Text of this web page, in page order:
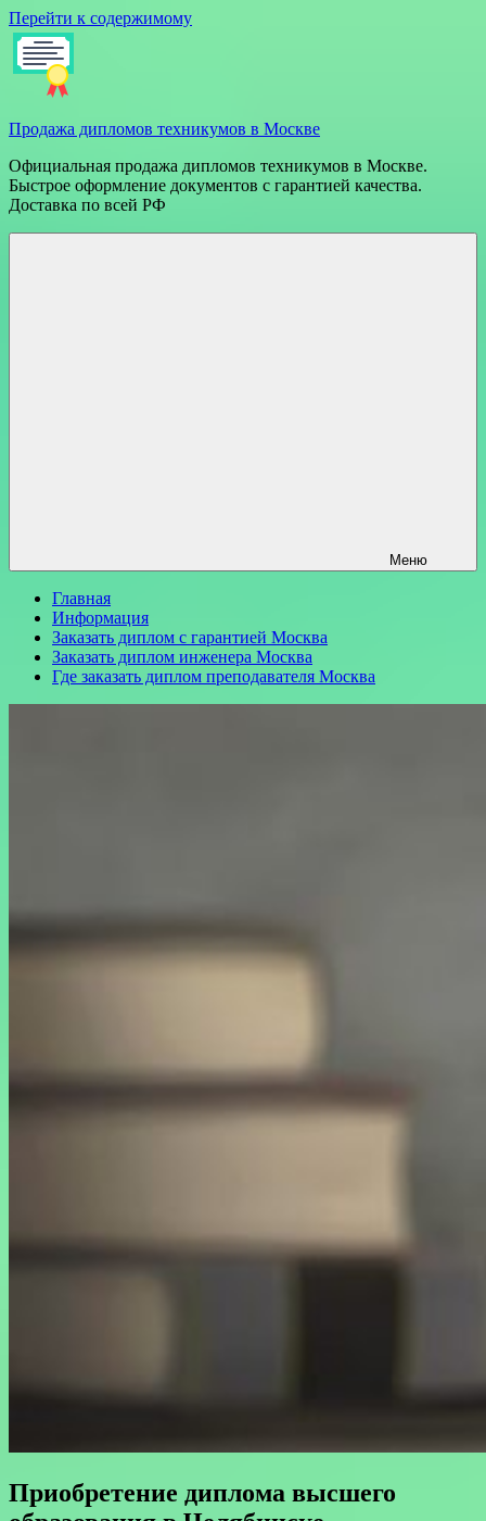
Перейти к содержимому
Продажа дипломов техникумов в Москве
Официальная продажа дипломов техникумов в Москве.
Быстрое оформление документов с гарантией качества.
Доставка по всей РФ
Меню
Главная
Информация
Заказать диплом с гарантией Москва
Заказать диплом инженера Москва
Где заказать диплом преподавателя Москва
Приобретение диплома высшего